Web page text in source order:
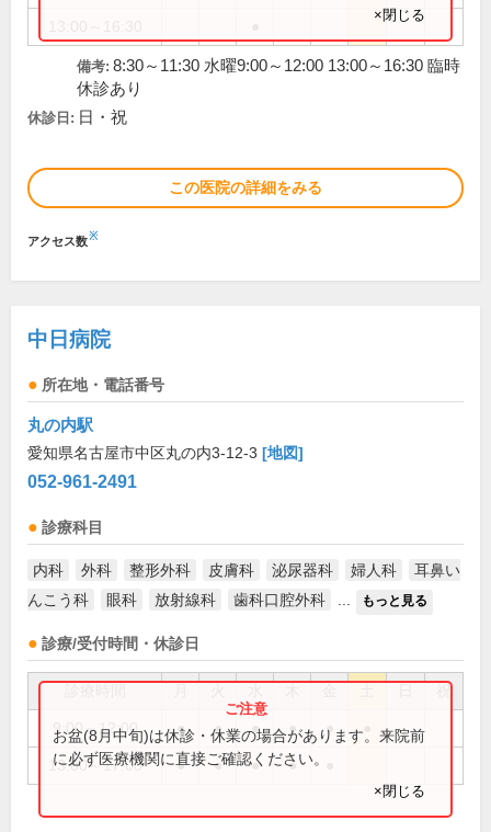
×閉じる
備考: 8:30～11:30 水曜9:00～12:00 13:00～16:30 臨時
休診あり
休診日: 日・祝
この医院の詳細をみる
アクセス数※
中日病院
所在地・電話番号
丸の内駅
愛知県名古屋市中区丸の内3-12-3 [地図]
052-961-2491
診療科目
内科 外科 整形外科 皮膚科 泌尿器科 婦人科
耳鼻い
んこう科
眼科 放射線科 歯科口腔外科 もっと見る
診療/受付時間・休診日
祝
9:00～12:00 ● ● ● ● ●
13:00～17:00 ● ● ● ●
お盆(8月中旬)は休診・休業の場合があります。来院前
に必ず医療機関に直接ご確認ください。
×閉じる